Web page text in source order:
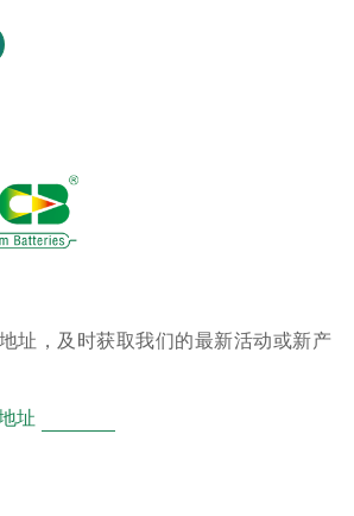
维度为您详细解读这两款电池。
址，及时获取我们的最新活动或新产
址